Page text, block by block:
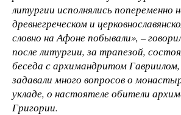
литургии исполнялись попеременно
древнегреческом и
словно на Афоне побывали», –
после литургии, за трапезой,
беседа с архимандритом
задавали много вопросов о
укладе, о настоятеле обители
Григории.